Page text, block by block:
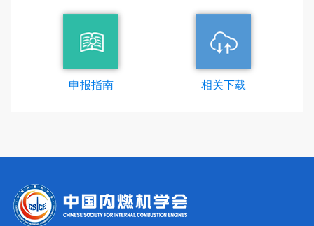
申报指南 相关下载